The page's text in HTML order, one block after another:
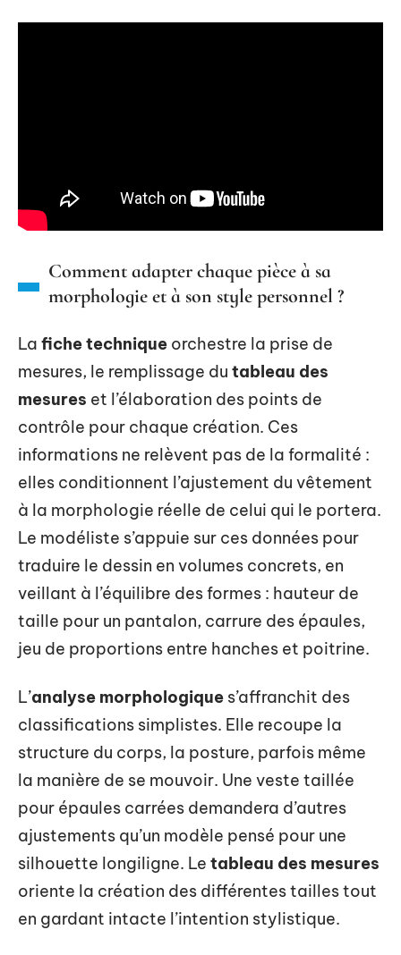
Comment adapter chaque pièce à sa
morphologie et à son style personnel ?
La fiche technique orchestre la prise de
mesures, le remplissage du tableau des
mesures et l’élaboration des points de
contrôle pour chaque création. Ces
informations ne relèvent pas de la formalité :
elles conditionnent l’ajustement du vêtement
à la morphologie réelle de celui qui le portera.
Le modéliste s’appuie sur ces données pour
traduire le dessin en volumes concrets, en
veillant à l’équilibre des formes : hauteur de
taille pour un pantalon, carrure des épaules,
jeu de proportions entre hanches et poitrine.
L’analyse morphologique s’affranchit des
classifications simplistes. Elle recoupe la
structure du corps, la posture, parfois même
la manière de se mouvoir. Une veste taillée
pour épaules carrées demandera d’autres
ajustements qu’un modèle pensé pour une
silhouette longiligne. Le tableau des mesures
oriente la création des différentes tailles tout
en gardant intacte l’intention stylistique.